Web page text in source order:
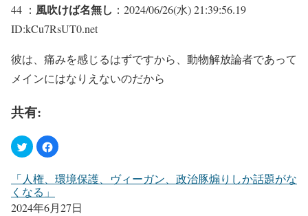
44 ： 風吹けば名無し ：2024/06/26(水) 21:39:56.19
ID:kCu7RsUT0.net
彼は、痛みを感じるはずですから、動物解放論者であって
メインにはなりえないのだから
共有:
「人権、環境保護、ヴィーガン、政治豚煽りしか話題がな
くなる」
2024年6月27日